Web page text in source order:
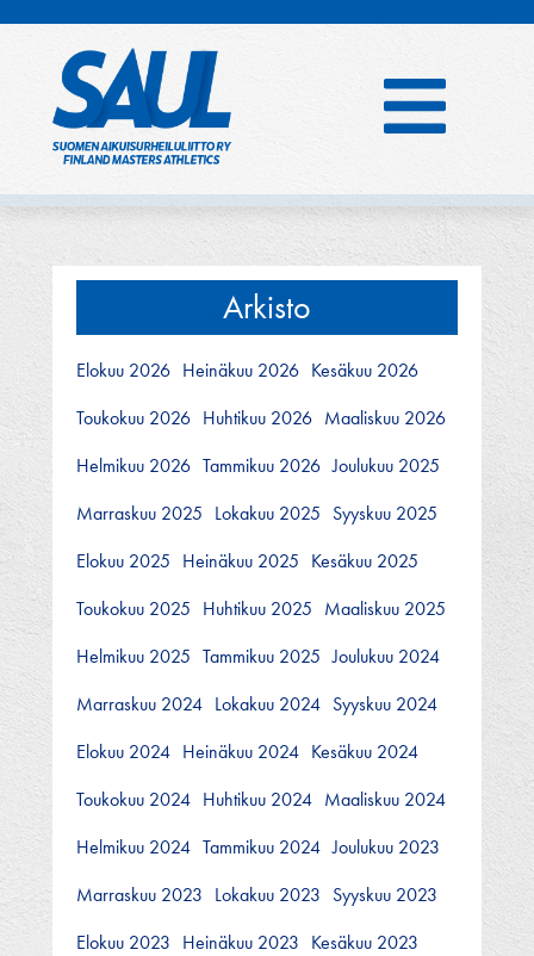
Arkisto
Elokuu 2026 Heinäkuu 2026 Kesäkuu 2026
Toukokuu 2026 Huhtikuu 2026 Maaliskuu 2026
Helmikuu 2026 Tammikuu 2026 Joulukuu 2025
Marraskuu 2025 Lokakuu 2025 Syyskuu 2025
Elokuu 2025 Heinäkuu 2025 Kesäkuu 2025
Toukokuu 2025 Huhtikuu 2025 Maaliskuu 2025
Helmikuu 2025 Tammikuu 2025 Joulukuu 2024
Marraskuu 2024 Lokakuu 2024 Syyskuu 2024
Elokuu 2024 Heinäkuu 2024 Kesäkuu 2024
Toukokuu 2024 Huhtikuu 2024 Maaliskuu 2024
Helmikuu 2024 Tammikuu 2024 Joulukuu 2023
Marraskuu 2023 Lokakuu 2023 Syyskuu 2023
Elokuu 2023 Heinäkuu 2023 Kesäkuu 2023